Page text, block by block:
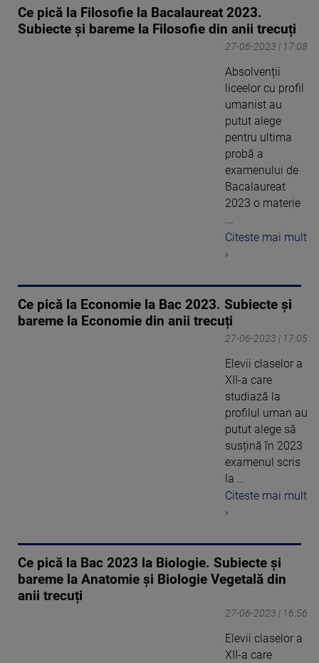
Ce pică la Filosofie la Bacalaureat 2023.
Subiecte și bareme la Filosofie din anii trecuți
27-06-2023 | 17:08
Absolvenții
liceelor cu profil
umanist au
putut alege
pentru ultima
probă a
examenului de
Bacalaureat
2023 o materie
...
Citeste mai mult
›
Ce pică la Economie la Bac 2023. Subiecte și
bareme la Economie din anii trecuți
27-06-2023 | 17:05
Elevii claselor a
XII-a care
studiază la
profilul uman au
putut alege să
susțină în 2023
examenul scris
la ...
Citeste mai mult
›
Ce pică la Bac 2023 la Biologie. Subiecte și
bareme la Anatomie și Biologie Vegetală din
anii trecuți
27-06-2023 | 16:56
Elevii claselor a
XII-a care